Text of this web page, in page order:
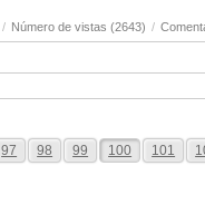
/ Número de vistas (2643) /
97 98 99 100 101